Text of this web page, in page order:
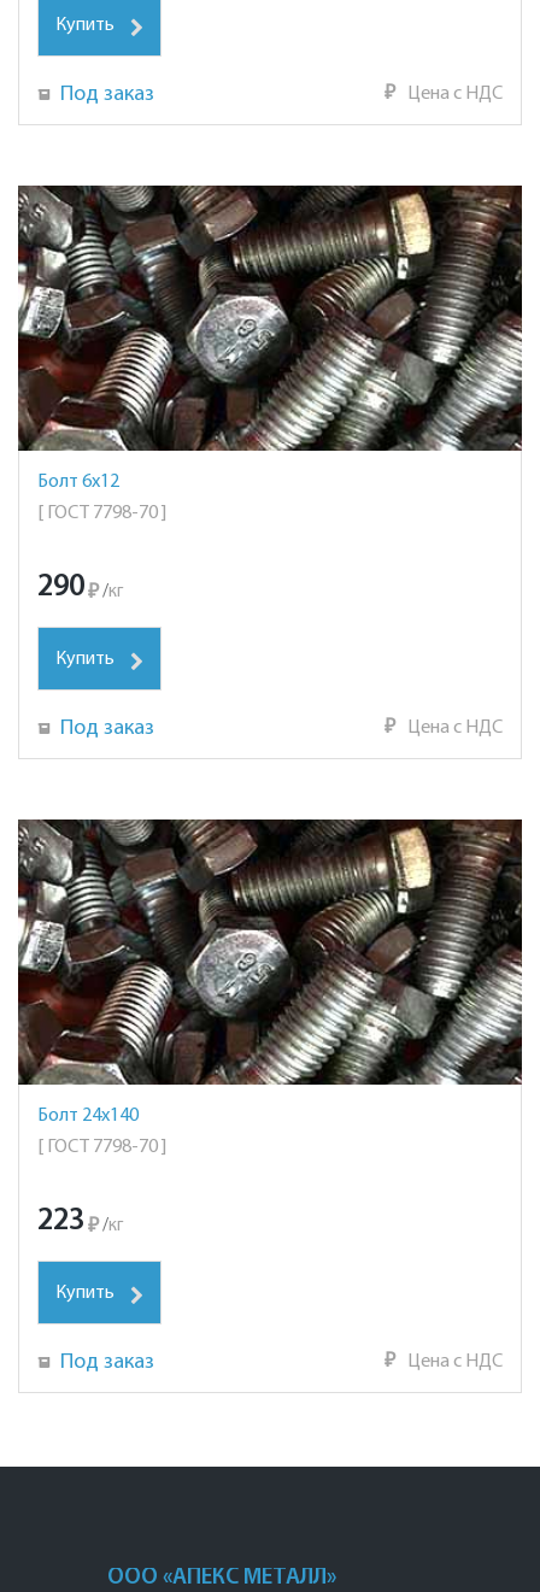
Купить
Под заказ ₽ Цена с НДС
Болт 6х12
[ ГОСТ 7798-70 ]
290₽ /кг
Купить
Под заказ ₽ Цена с НДС
Болт 24х140
[ ГОСТ 7798-70 ]
223 ₽ /кг
Купить
Под заказ ₽ Цена с НДС
ООО «АПЕКС МЕТАЛЛ»